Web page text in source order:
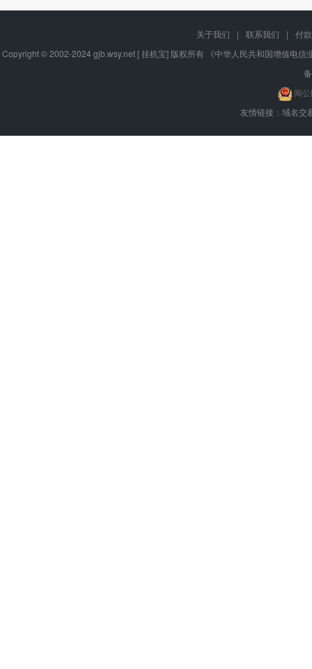
关于我们 | 联系我们 |
付
Copyright © 2002-2024 gjb.wsy.net [ 挂机宝] 版权所有 《中华人民共和国增值电
闽
友情链接： 域名交